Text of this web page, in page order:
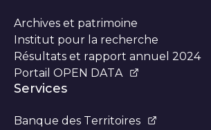
Archives et patrimoine
Institut pour la recherche
Résultats et rapport annuel 2024
Portail OPEN DATA
Services
Banque des Territoires